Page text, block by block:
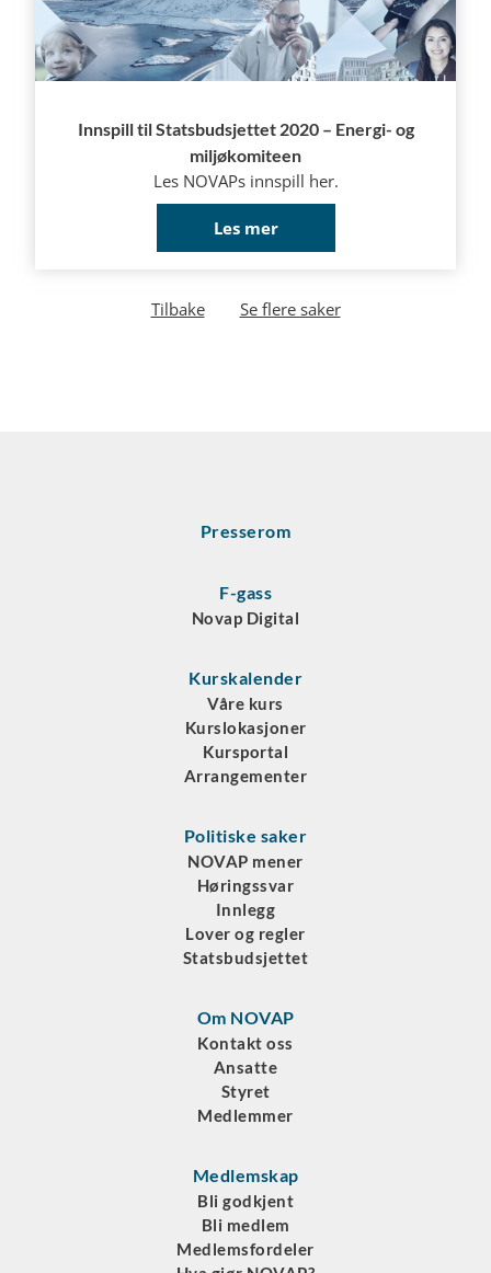
Innspill til Statsbudsjettet 2020 – Energi- og
miljøkomiteen
Les NOVAPs innspill her.
Les mer
Tilbake Se flere saker
Presserom
F-gass
Novap Digital
Kurskalender
Våre kurs
Kurslokasjoner
Kursportal
Arrangementer
Politiske saker
NOVAP mener
Høringssvar
Innlegg
Lover og regler
Statsbudsjettet
Om NOVAP
Kontakt oss
Ansatte
Styret
Medlemmer
Medlemskap
Bli godkjent
Bli medlem
Medlemsfordeler